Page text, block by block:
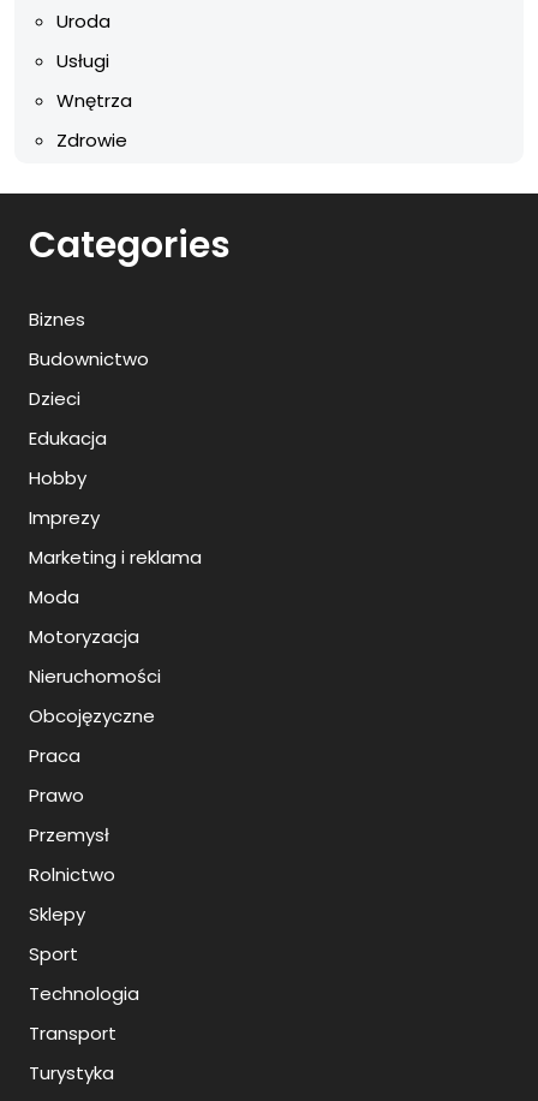
Uroda
Usługi
Wnętrza
Zdrowie
Categories
Biznes
Budownictwo
Dzieci
Edukacja
Hobby
Imprezy
Marketing i reklama
Moda
Motoryzacja
Nieruchomości
Obcojęzyczne
Praca
Prawo
Przemysł
Rolnictwo
Sklepy
Sport
Technologia
Transport
Turystyka